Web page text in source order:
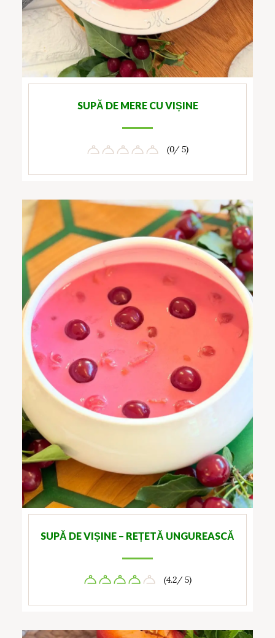
SUPĂ DE MERE CU VIȘINE
(0/ 5)
SUPĂ DE VIȘINE – REȚETĂ UNGUREASCĂ
(4.2/ 5)